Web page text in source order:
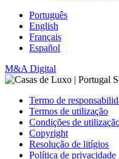
Português
English
Français
Español
M&A Digital
Termo de
Termos de utilização
Condições de
Copyright
Resolução de litígios
Política de privacidade